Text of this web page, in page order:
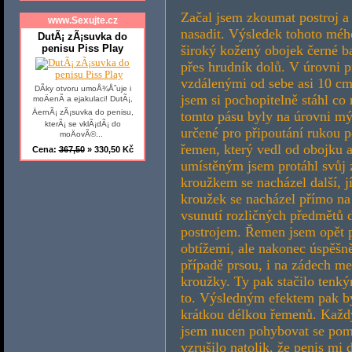
Začal jsem zkoumat postroj
nasadit. Výsledek tohoto
široký kožený obojek černé
přes hrudník dolů. V úrovni
vzdálenými od sebe asi 10
jsem si pochopitelně stáhl
tomto pásu byly na úrovni
určené pro připoutání rukou
řemen, který vedl od obojku
umístěným jsem protáhl
kroužkem se nacházel další,
kroužek se nacházel přímo
vsunutí rozličných předmětů
postrojem. Řemen jsem opět
obtížemi, ale nakonec
případě prsou, i na zádech
kroužky. Ty pak stačilo
to. Výsledným efektem pak
krátkou délkou řemenů.
jsem nucen pohybovat se
vzrušilo natolik, že penis mi
www.Sexujte.cz
DutÃ¡ zÃ¡suvka do
penisu Piss Play
DÃ­ky otvoru umoÅ¾Åˆuje i
moÄenÃ­ a ejakulaci! DutÃ¡,
ÄernÃ¡ zÃ¡suvka do penisu,
kterÃ¡ se vklÃ¡dÃ¡ do
moÄovÃ©...
Cena:367,50» 330,50 Kč